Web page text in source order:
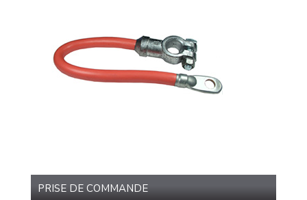
PRISE DE COMMANDE